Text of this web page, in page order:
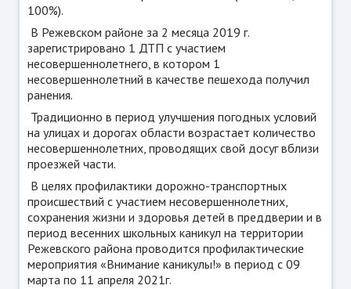
100%).
В Режевском районе за 2 месяца 2019 г.
зарегистрировано 1 ДТП с участием
несовершеннолетнего, в котором 1
несовершеннолетний в качестве пешехода получил
ранения.
Традиционно в период улучшения погодных условий
на улицах и дорогах области возрастает количество
несовершеннолетних, проводящих свой досуг вблизи
проезжей части.
В целях профилактики дорожно-транспортных
происшествий с участием несовершеннолетних,
сохранения жизни и здоровья детей в преддверии и в
период весенних школьных каникул на территории
Режевского района проводится профилактические
мероприятия «Внимание каникулы!» в период с 09
марта по 11 апреля 2021г.